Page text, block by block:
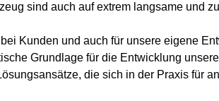
sind auch auf extrem langsame und
Kunden und auch für unsere eigene
Grundlage für die Entwicklung
die sich in der Praxis für